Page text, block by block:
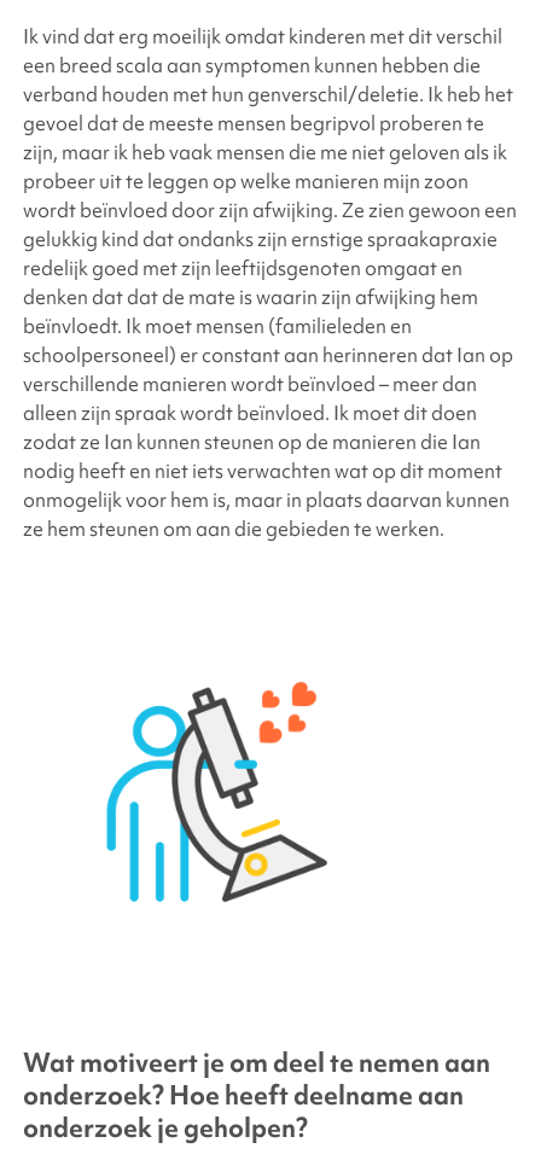
Ik vind dat erg moeilijk omdat kinderen met dit verschil
een breed scala aan symptomen kunnen hebben die
verband houden met hun genverschil/deletie. Ik heb het
gevoel dat de meeste mensen begripvol proberen te
zijn, maar ik heb vaak mensen die me niet geloven als ik
probeer uit te leggen op welke manieren mijn zoon
wordt beïnvloed door zijn afwijking. Ze zien gewoon een
gelukkig kind dat ondanks zijn ernstige spraakapraxie
redelijk goed met zijn leeftijdsgenoten omgaat en
denken dat dat de mate is waarin zijn afwijking hem
beïnvloedt. Ik moet mensen (familieleden en
schoolpersoneel) er constant aan herinneren dat Ian op
verschillende manieren wordt beïnvloed – meer dan
alleen zijn spraak wordt beïnvloed. Ik moet dit doen
zodat ze Ian kunnen steunen op de manieren die Ian
nodig heeft en niet iets verwachten wat op dit moment
onmogelijk voor hem is, maar in plaats daarvan kunnen
ze hem steunen om aan die gebieden te werken.
Wat motiveert je om deel te nemen aan
onderzoek? Hoe heeft deelname aan
onderzoek je geholpen?